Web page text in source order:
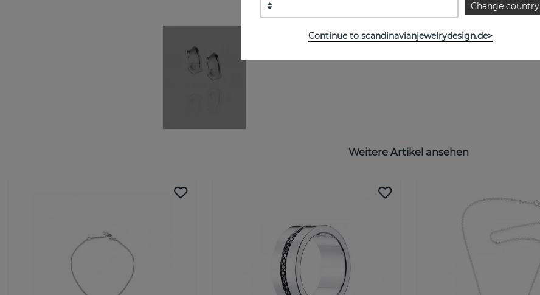
Weitere Artikel ansehen
Change country
Continue to scandinavianjewelrydesign.de>